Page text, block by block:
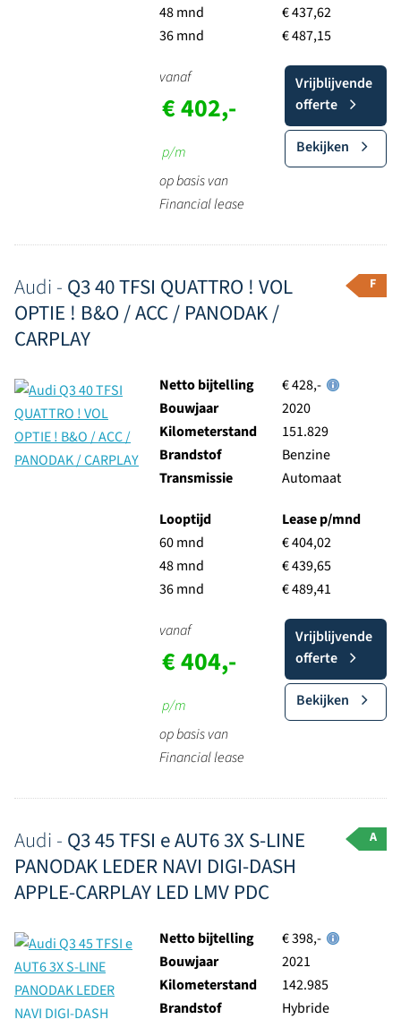
48 mnd
36 mnd
€ 437,62
€ 487,15
vanaf
€ 402,-
p/m
op basis van
Financial lease
Vrijblijvende
offerte
Bekijken
Audi - Q3 40 TFSI QUATTRO ! VOL
OPTIE ! B&O / ACC / PANODAK /
CARPLAY
F
Netto bijtelling
€ 428,-
Bouwjaar
2020
Kilometerstand
151.829
Brandstof
Benzine
Transmissie
Automaat
Looptijd
60 mnd
48 mnd
36 mnd
Lease p/mnd
€ 404,02
€ 439,65
€ 489,41
vanaf
€ 404,-
p/m
op basis van
Financial lease
Vrijblijvende
offerte
Bekijken
Audi - Q3 45 TFSI e AUT6 3X S-LINE
PANODAK LEDER NAVI DIGI-DASH
APPLE-CARPLAY LED LMV PDC
A
Netto bijtelling
€ 398,-
Bouwjaar
2021
Kilometerstand
142.985
Brandstof
Hybride